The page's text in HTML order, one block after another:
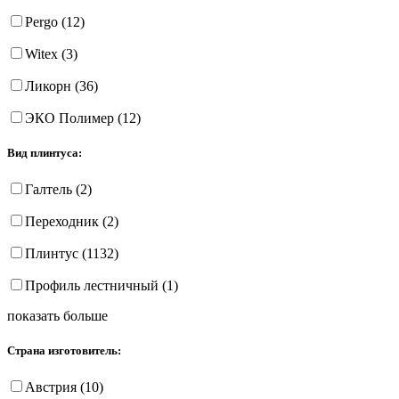
Pergo (12)
Witex (3)
Ликорн (36)
ЭКО Полимер (12)
Вид плинтуса:
Галтель (2)
Переходник (2)
Плинтус (1132)
Профиль лестничный (1)
показать больше
Страна изготовитель:
Австрия (10)